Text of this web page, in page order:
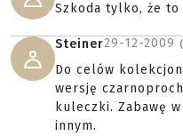
Szkoda tylko, że
Steiner29-12-2009
Do celów
wersję
kuleczki. Zabawę
innym.